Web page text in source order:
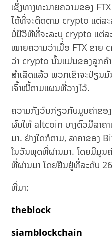
ເຊິ່ງທາງທະນາຍຄວາມຂອງ
ໄດ້ທີ່ຈະຕິດຕາມ crypto ແຕ່ລະ
ບໍ່ມີວິທີທີ່ຈະລະບຸ crypto ແຕ່ລ
ໝາຍຄວາມວ່າເມື່ອ FTX ຂາຍ
ວ່າ crypto ນັ້ນແມ່ນຂອງລູກຄ້
ສຳເລັດແລ້ວ ພວກເຂົາຈະປ່ຽນ
ເຈົ້າໜີ້ຕາມແຜນທີ່ວາງໄວ້.
ຄວາມກັງວົນກ່ຽວກັບມູນຄ່າຂ
ຜົນໃຫ້ altcoin ບາງຕົວມີລາຄ
ມາ. ຢ່າງໃດກໍຕາມ, ລາຄາຂອງ
ໃນວັນພຸດທີ່ຜ່ານມາ. ໂດຍມີມູນ
ທີ່ຜ່ານມາ ໂດຍຢືນຢູ່ທີ່ລະດັບ
ທີ່ມາ:
theblock
siamblockchain